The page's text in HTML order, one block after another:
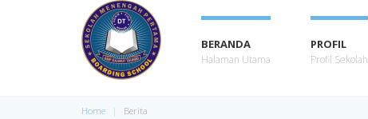
BERANDA
Halaman Utama
PROFIL
Profil Sekolah
Home Berita